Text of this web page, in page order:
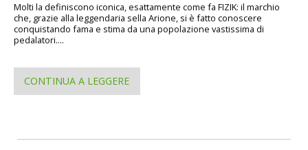
Molti la definiscono iconica, esattamente come fa FIZIK: il marchio
che, grazie alla leggendaria sella Arione, si è fatto conoscere
conquistando fama e stima da una popolazione vastissima di
pedalatori....
CONTINUA A LEGGERE